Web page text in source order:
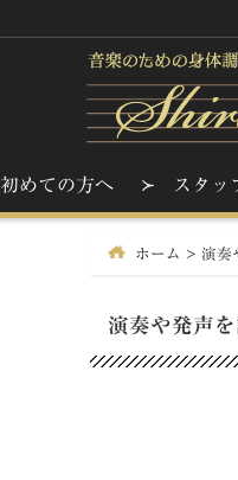
初めての方へ スタッ
ホーム > 演奏
演奏や発声